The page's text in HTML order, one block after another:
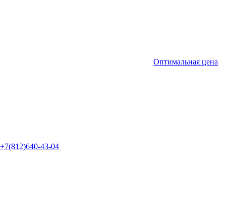
Оптимальная цена
+7(812)640-43-04